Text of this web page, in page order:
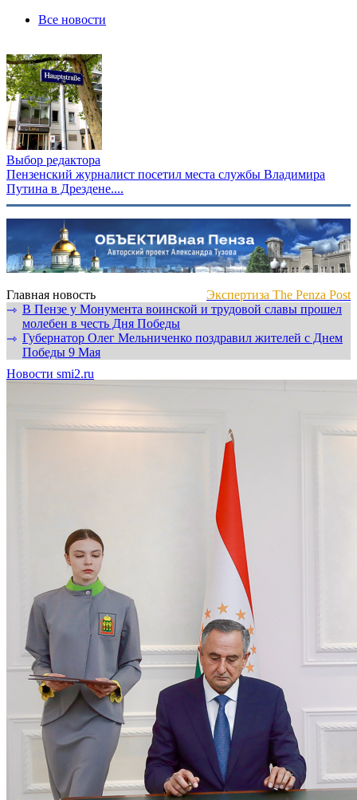
Все новости
Выбор редактора
Пензенский журналист посетил места службы Владимира
Путина в Дрездене....
Главная новость
Экспертиза The Penza Post
⇾ В Пензе у Монумента воинской и трудовой славы прошел
молебен в честь Дня Победы
⇾ Губернатор Олег Мельниченко поздравил жителей с Днем
Победы 9 Мая
Новости smi2.ru